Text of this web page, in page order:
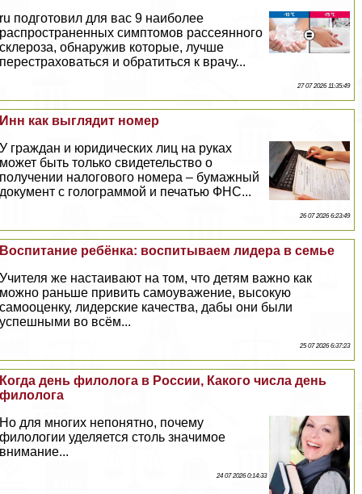
ru подготовил для вас 9 наиболее
распространенных симптомов рассеянного
склероза, обнаружив которые, лучше
перестраховаться и обратиться к врачу...
27 07 2026 11:35:49
Инн как выглядит номер
У граждан и юридических лиц на руках
может быть только свидетельство о
получении налогового номера – бумажный
документ с голограммой и печатью ФНС...
26 07 2026 6:23:49
Воспитание ребёнка: воспитываем лидера в семье
Учителя же настаивают на том, что детям важно как
можно раньше привить самоуважение, высокую
самооценку, лидерские качества, дабы они были
успешными во всём...
25 07 2026 6:37:23
Когда день филолога в России, Какого числа день
филолога
Но для многих непонятно, почему
филологии уделяется столь значимое
внимание...
24 07 2026 0:14:33